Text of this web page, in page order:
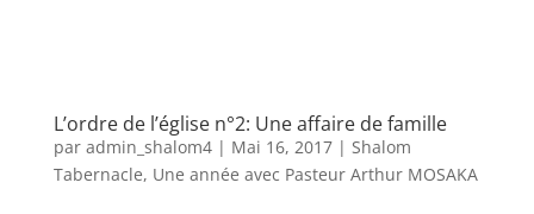
L’ordre de l’église n°2: Une affaire de famille
par admin_shalom4| Mai 16, 2017| Shalom
Tabernacle, Une année avec Pasteur Arthur MOSAKA